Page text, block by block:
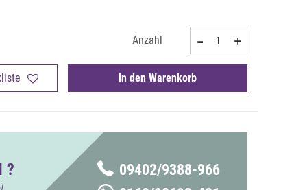
Anzahl
In den Warenkorb
?
09402/9388-966